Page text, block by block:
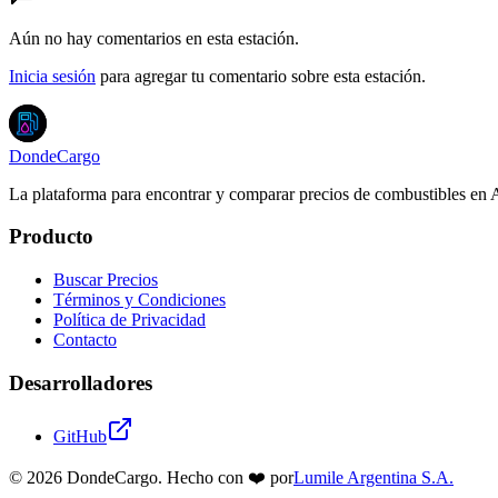
Aún no hay comentarios en esta estación.
Inicia sesión para agregar tu comentario sobre esta estación.
DondeCargo
La plataforma para encontrar y comparar precios de combustibles en
Producto
Buscar Precios
Términos y Condiciones
Política de Privacidad
Contacto
Desarrolladores
GitHub
© 2026 DondeCargo. Hecho con ❤️ porLumile Argentina S.A.